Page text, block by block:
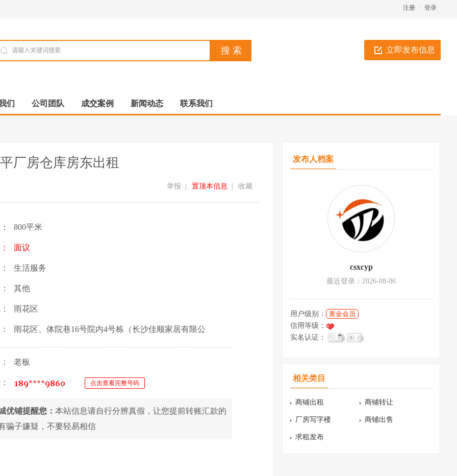
登录
注册
立即发布信息
们 公司团队 成交案例 新闻动态 联系我们
厂房仓库房东出租
收藏
置顶本信息
举报
800平米
面议
生活服务
其他
雨花区
雨花区、体院巷16号院内4号栋（长沙佳顺家居有限公
老板
点击查看完整号码
优铺提醒您： 本站信息请自行分辨真假，让您提前转账汇款的
骗子嫌疑，不要轻易相信
发布人档案
csxcyp
最近登录：2026-08-06
用户级别：
黄金会员
信用等级：
实名认证：
相关类目
商铺出租 商铺转让
厂房写字楼 商铺出售
求租发布